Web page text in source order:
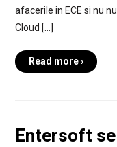
afacerile in ECE si nu
Cloud […]
Read more ›
Entersoft